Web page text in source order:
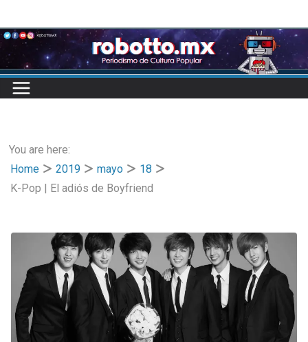
to
content
You are here:
Home
2019 mayo
18
K-Pop | El adiós de Boyfriend